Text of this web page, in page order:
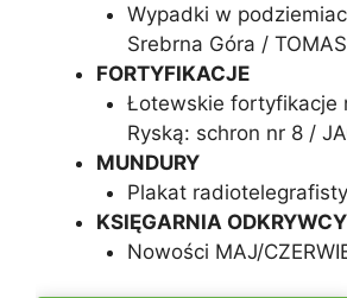
Wypadki w
Srebrna Góra /
FORTYFIKACJE
Łotewskie fortyfikacje
Ryską: schron nr 8 /
MUNDURY
Plakat radiotelegrafisty
KSIĘGARNIA ODKRYWCY
Nowości MAJ/